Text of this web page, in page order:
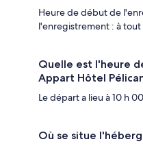
Heure de début de
l'enregistrement : à
Quelle est l'heure
Appart Hôtel
Le départ a lieu à 10 h
Où se situe